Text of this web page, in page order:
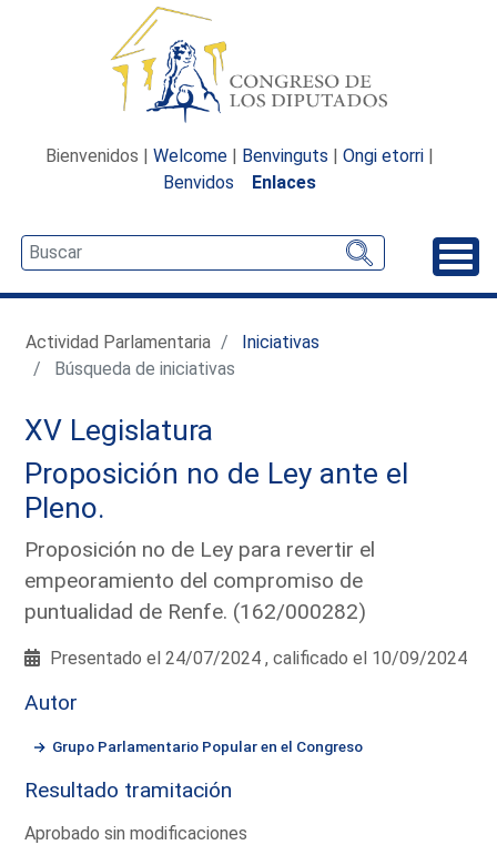
Bienvenidos | Welcome | Benvinguts | Ongi etorri |
Benvidos
Enlaces
Actividad Parlamentaria
Iniciativas
Búsqueda de iniciativas
XV Legislatura
Proposición no de Ley ante el
Pleno.
Proposición no de Ley para revertir el
empeoramiento del compromiso de
puntualidad de Renfe. (162/000282)
Presentado el 24/07/2024 , calificado el 10/09/2024
Autor
Grupo Parlamentario Popular en el Congreso
Resultado tramitación
Aprobado sin modificaciones